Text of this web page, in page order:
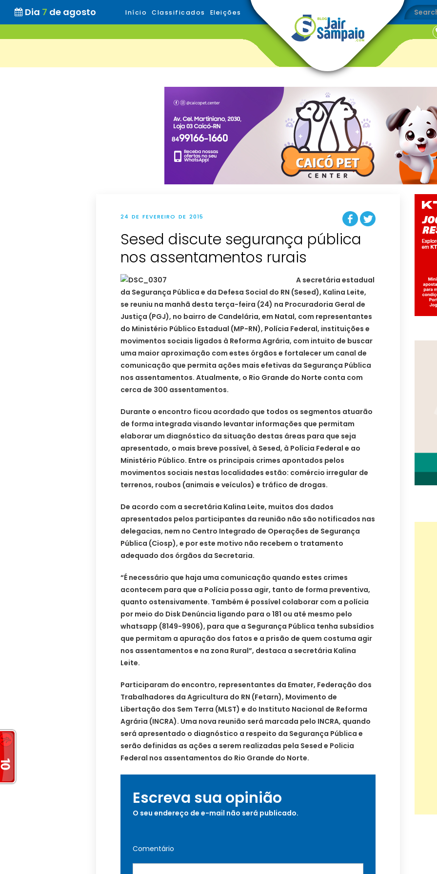
Dia 7 de agosto Início Classificados Eleições
24 DE FEVEREIRO DE 2015
Sesed discute segurança pública
A secretária estadual
da Segurança Pública e da Defesa Social do RN (Sesed), Kalina Leite,
se reuniu na manhã desta terça-feira (24) na Procuradoria Geral de
Justiça (PGJ), no bairro de Candelária, em Natal, com representantes
do Ministério Público Estadual (MP-RN), Polícia Federal, instituições e
movimentos sociais ligados à Reforma Agrária, com intuito de buscar
uma maior aproximação com estes órgãos e fortalecer um canal de
comunicação que permita ações mais efetivas da Segurança Pública
nos assentamentos. Atualmente, o Rio Grande do Norte conta com
cerca de 300 assentamentos.
Durante o encontro ficou acordado que todos os segmentos atuarão
de forma integrada visando levantar informações que permitam
elaborar um diagnóstico da situação destas áreas para que seja
apresentado, o mais breve possível, à Sesed, à Polícia Federal e ao
Ministério Público. Entre os principais crimes apontados pelos
movimentos sociais nestas localidades estão: comércio irregular de
terrenos, roubos (animais e veículos) e tráfico de drogas.
De acordo com a secretária Kalina Leite, muitos dos dados
apresentados pelos participantes da reunião não são notificados nas
delegacias, nem no Centro Integrado de Operações de Segurança
Pública (Ciosp), e por este motivo não recebem o tratamento
adequado dos órgãos da Secretaria.
“É necessário que haja uma comunicação quando estes crimes
acontecem para que a Polícia possa agir, tanto de forma preventiva,
quanto ostensivamente. Também é possível colaborar com a polícia
por meio do Disk Denúncia ligando para o 181 ou até mesmo pelo
whatsapp (8149-9906), para que a Segurança Pública tenha subsídios
que permitam a apuração dos fatos e a prisão de quem costuma agir
nos assentamentos e na zona Rural”, destaca a secretária Kalina
Leite.
Participaram do encontro, representantes da Emater, Federação dos
Trabalhadores da Agricultura do RN (Fetarn), Movimento de
Libertação dos Sem Terra (MLST) e do Instituto Nacional de Reforma
Agrária (INCRA). Uma nova reunião será marcada pelo INCRA, quando
será apresentado o diagnóstico a respeito da Segurança Pública e
serão definidas as ações a serem realizadas pela Sesed e Policia
Federal nos assentamentos do Rio Grande do Norte.
Escreva sua opinião
O seu endereço de e-mail não será publicado.
Comentário